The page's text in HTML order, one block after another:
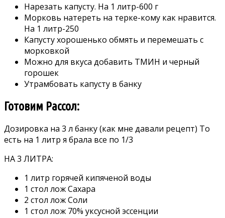
Нарезать капусту. На 1 литр-600 г
Морковь натереть на терке-кому как нравится.
На 1 литр-250
Капусту хорошенько обмять и перемешать с
морковкой
Можно для вкуса добавить ТМИН и черный
горошек
Утрамбовать капусту в банку
Готовим Рассол:
Дозировка на 3 л банку (как мне давали рецепт) То
есть на 1 литр я брала все по 1/3
НА 3 ЛИТРА:
1 литр горячей кипяченой воды
1 стол лож Сахара
2 стол лож Соли
1 стол лож 70% уксусной эссенции